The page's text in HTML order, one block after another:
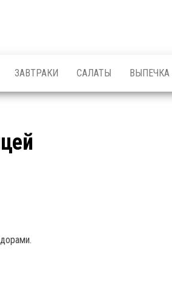
ЗАВТРАКИ САЛАТЫ ВЫПЕЧКА